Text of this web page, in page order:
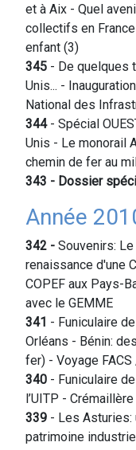
et à Aix - Quel
collectifs en
enfant (3)
345 - De quelques
Unis... -
National des
344- Spécial
Unis - Le monorail
chemin de fer au
343 - Dossier
Année
342 - Souvenirs:
renaissance d'une
COPEF aux Pays-
avec le GEMME
341 - Funiculaire
Orléans - Bénin:
fer) - Voyage
340 - Funiculaire
l’UITP -
339 - Les Asturies:
patrimoine